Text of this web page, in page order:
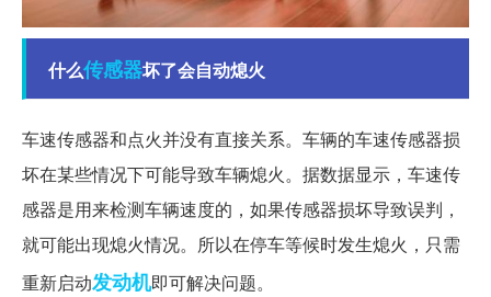
什么传感器坏了会自动熄火
车速传感器和点火并没有直接关系。车辆的车速传感器损
坏在某些情况下可能导致车辆熄火。据数据显示，车速传
感器是用来检测车辆速度的，如果传感器损坏导致误判，
就可能出现熄火情况。所以在停车等候时发生熄火，只需
重新启动发动机即可解决问题。